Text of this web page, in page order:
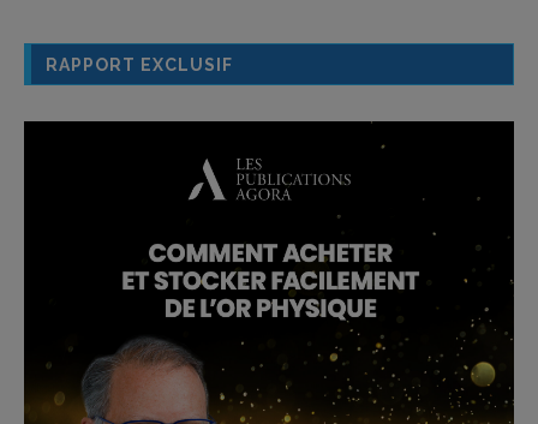
RAPPORT EXCLUSIF